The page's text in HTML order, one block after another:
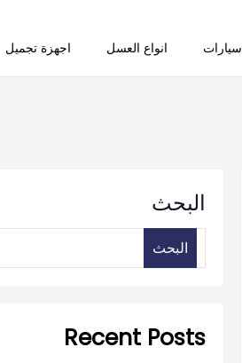
سيارات انواع العسل اجهزة تجميل
البحث
البحث
Recent Posts